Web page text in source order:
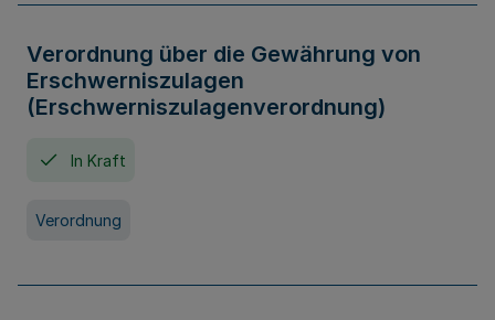
Verordnung über die Gewährung von
Erschwerniszulagen
(Erschwerniszulagenverordnung)
In Kraft
Verordnung